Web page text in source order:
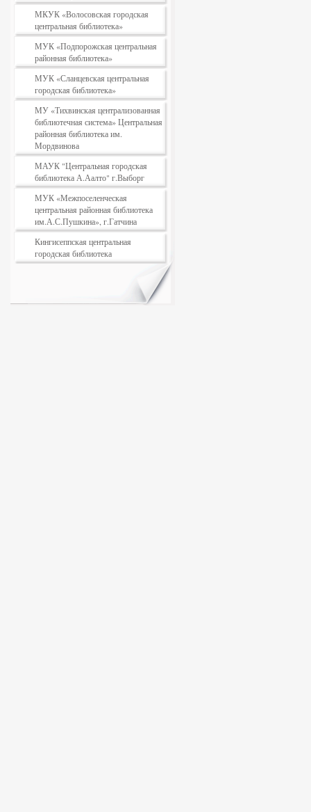
МКУК «Волосовская городская
центральная библиотека»
МУК «Подпорожская центральная
районная библиотека»
МУК «Сланцевская центральная
городская библиотека»
МУ «Тихвинская централизованная
библиотечная система» Центральная
районная библиотека им.
Мордвинова
МАУК "Центральная городская
библиотека А.Аалто" г.Выборг
МУК «Межпоселенческая
центральная районная библиотека
им.А.С.Пушкина», г.Гатчина
Кингисеппская центральная
городская библиотека